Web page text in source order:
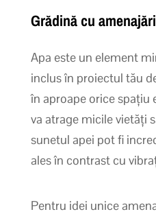
Grădină cu
Apa este un element
inclus în proiectul tău
în aproape orice spațiu
va atrage micile vietăți
sunetul apei pot fi
ales în contrast cu
Pentru idei unice